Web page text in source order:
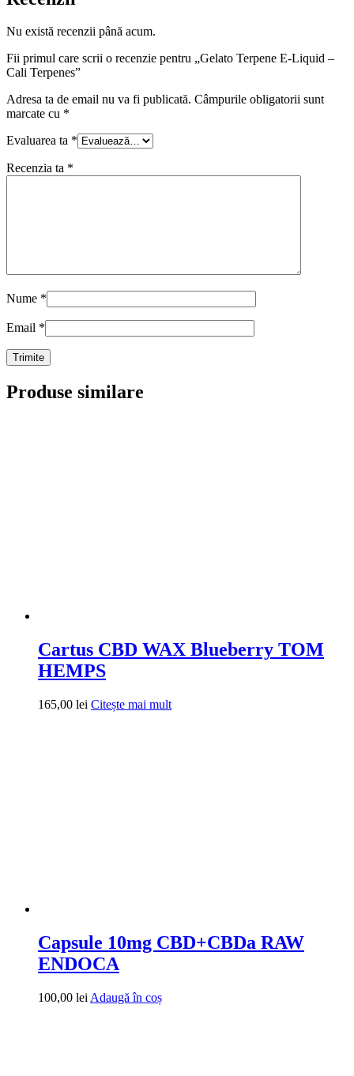
Nu există recenzii până acum.
Fii primul care scrii o recenzie pentru „Gelato Terpene E-Liquid –
Cali Terpenes”
Adresa ta de email nu va fi publicată. Câmpurile obligatorii sunt
marcate cu *
Evaluarea ta *
Recenzia ta *
Nume *
Email *
Produse similare
Cartus CBD WAX Blueberry TOM
HEMPS
165,00 lei Citește mai mult
Capsule 10mg CBD+CBDa RAW
ENDOCA
100,00 lei Adaugă în coș